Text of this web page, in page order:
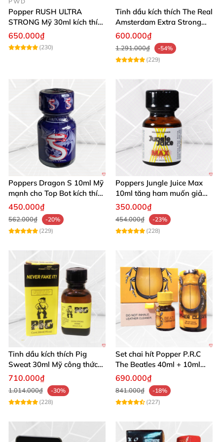
cùng chúng tôi!💥
Popper RUSH ULTRA
STRONG Mỹ 30ml kích thích
hưng phấn tăng khoái cảm
650.000₫
(230)
Tinh dầu kích thích The Real
Amsterdam Extra Strong
30ml hưng phấn
600.000₫
1.291.000₫
-54%
(229)
Poppers Dragon S 10ml Mỹ
mạnh cho Top Bot kích thích
cực đỉnh
450.000₫
562.000₫
-20%
(229)
Poppers Jungle Juice Max
10ml tăng ham muốn giảm
đau
350.000₫
454.000₫
-23%
(228)
Tinh dầu kích thích Pig
Sweat 30ml Mỹ công thức
Extra Piggy chuẩn
710.000₫
1.014.000₫
-30%
(228)
Set chai hít Popper P.R.C
The Beatles 40ml + 10ml
cho Top Bot cực mạnh
690.000₫
841.000₫
-18%
(227)